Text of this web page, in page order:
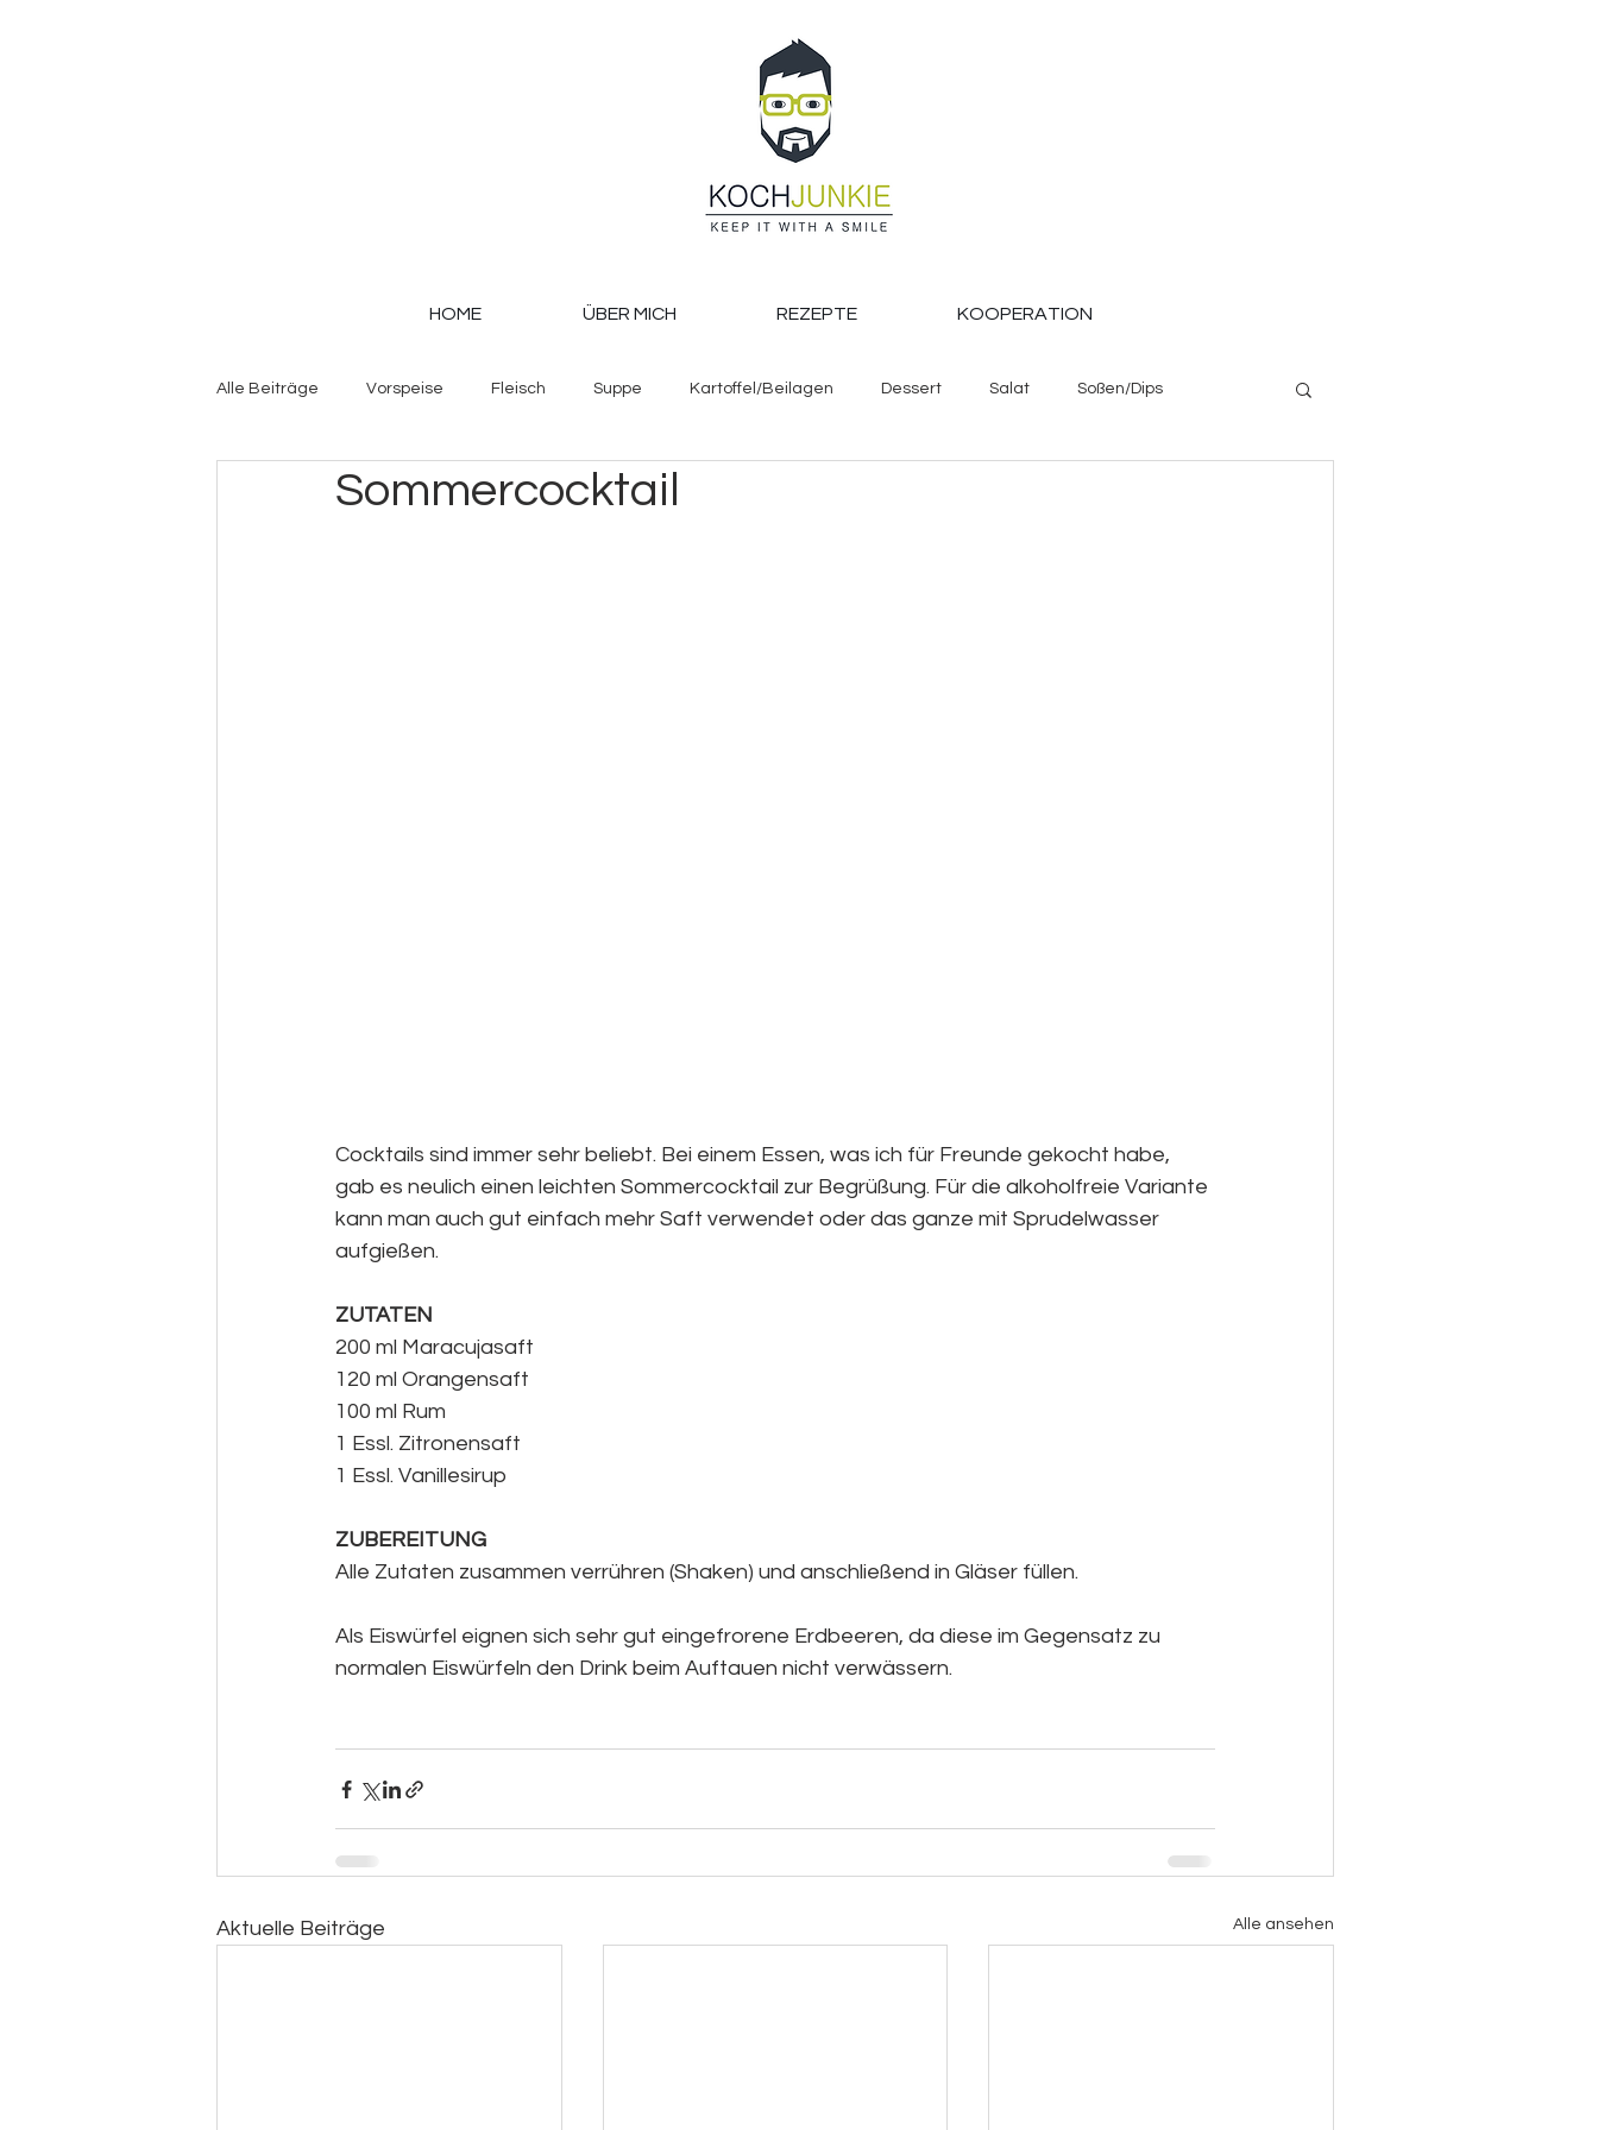
HOME ÜBER MICH REZEPTE KOOPERATION
Alle Beiträge Vorspeise Fleisch Suppe Kartoffel/Beilagen Dessert Salat Soßen/Dips
Herzhafte Teige Backen Pasta, Reis und Co.
Sommercocktail
Cocktails sind immer sehr beliebt. Bei einem Essen, was ich für Freunde gekocht habe,
gab es neulich einen leichten Sommercocktail zur Begrüßung. Für die alkoholfreie Variante
kann man auch gut einfach mehr Saft verwendet oder das ganze mit Sprudelwasser
aufgießen.
ZUTATEN
200 ml Maracujasaft
120 ml Orangensaft
100 ml Rum
1 Essl. Zitronensaft
1 Essl. Vanillesirup
ZUBEREITUNG
Alle Zutaten zusammen verrühren (Shaken) und anschließend in Gläser füllen.
Als Eiswürfel eignen sich sehr gut eingefrorene Erdbeeren, da diese im Gegensatz zu
normalen Eiswürfeln den Drink beim Auftauen nicht verwässern.
Aktuelle Beiträge Alle ansehen